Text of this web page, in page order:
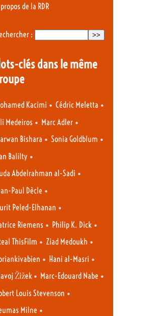
de la RDR
:
clés dans le même
Kacimi • Cédric Meletta •
Medeiros • Marc Adler •
Bishara • Sonia Goldblum •
Balilty •
Abdelrahman al-Sadi •
Paul Dècle •
Peled-Elhanan •
Riemens • Philip K. Dick •
ThisFilm • Ziad Medoukh •
• Hani al-Masri •
Žižek • Marc-Edouard Nabe •
Louis Stevenson •
Milne •